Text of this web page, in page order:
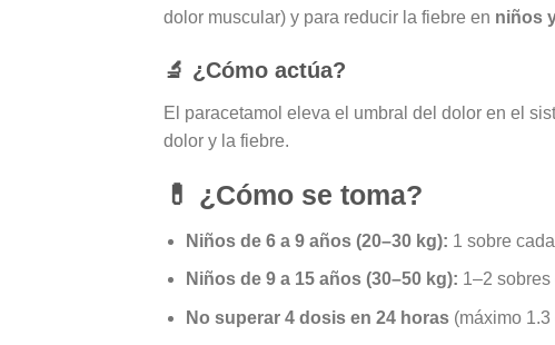
dolor muscular) y para reducir la fiebre en niños
🔬 ¿Cómo actúa?
El paracetamol eleva el umbral del dolor en el
dolor y la fiebre.
💊 ¿Cómo se toma?
Niños de 6 a 9 años (20–30 kg): 1 sobre
Niños de 9 a 15 años (30–50 kg): 1–2
No superar 4 dosis en 24 horas (máximo